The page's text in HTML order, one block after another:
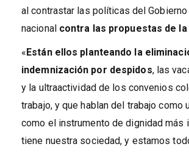
al contrastar las políticas del Gobierno
nacional contra las propuestas de
«Están ellos planteando la
indemnización por despidos, las
y la ultraactividad de los convenios
trabajo, y que hablan del trabajo como
como el instrumento de dignidad más
tiene nuestra sociedad, y estamos